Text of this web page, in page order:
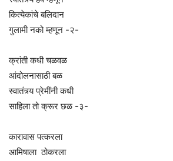
कित्येकांचे बलिदान
गुलामी नको म्हणून -२-
क्रांती कधी चळवळ
आंदोलनासाठी बळ
स्वातंत्र्य प्रेमींनी कधी
साहिला तो क्रूर छळ -३-
कारावास पत्करला
आमिषाला ठोकरला